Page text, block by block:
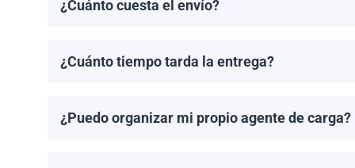
¿Cuánto cuesta el envío?
¿Cuánto tiempo tarda la entrega?
¿Puedo organizar mi propio agente de carga?